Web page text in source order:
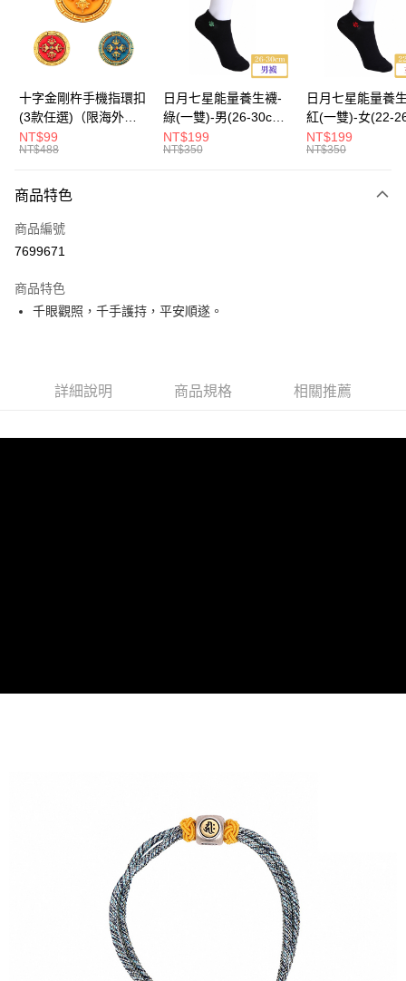
運送方式
海外國際空運 查看運費
十字金剛杵手機指環扣
(3款任選)（限海外直
購）Ring Holder
NT$99
NT$488
日月七星能量養生襪-
綠(一雙)-男(26-30cm)-
船型（限海外直購）
Socks
NT$199
NT$350
日月七星能量養
紅(一雙)-女(22-
-船型 （限海外
Socks
NT$199
NT$350
商品特色
商品編號
7699671
商品特色
千眼觀照，千手護持，平安順遂。
詳細說明 商品規格 相關推薦